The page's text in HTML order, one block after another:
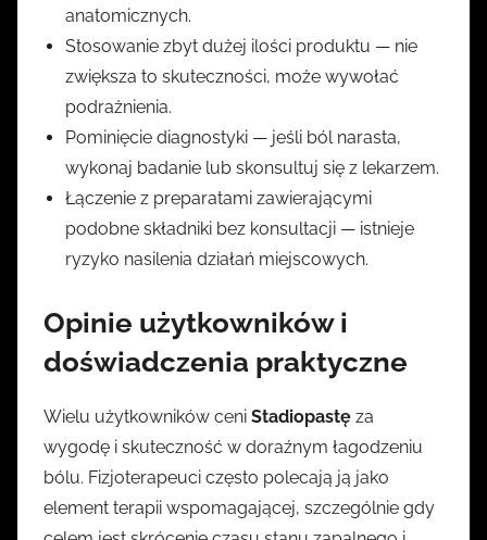
anatomicznych.
Stosowanie zbyt dużej ilości produktu — nie
zwiększa to skuteczności, może wywołać
podrażnienia.
Pominięcie diagnostyki — jeśli ból narasta,
wykonaj badanie lub skonsultuj się z lekarzem.
Łączenie z preparatami zawierającymi
podobne składniki bez konsultacji — istnieje
ryzyko nasilenia działań miejscowych.
Opinie użytkowników i
doświadczenia praktyczne
Wielu użytkowników ceni Stadiopastę za
wygodę i skuteczność w doraźnym łagodzeniu
bólu. Fizjoterapeuci często polecają ją jako
element terapii wspomagającej, szczególnie gdy